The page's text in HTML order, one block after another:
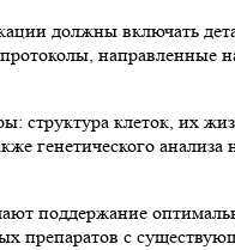
должны включать
структура клеток, их
генетического
поддержание
препаратов с